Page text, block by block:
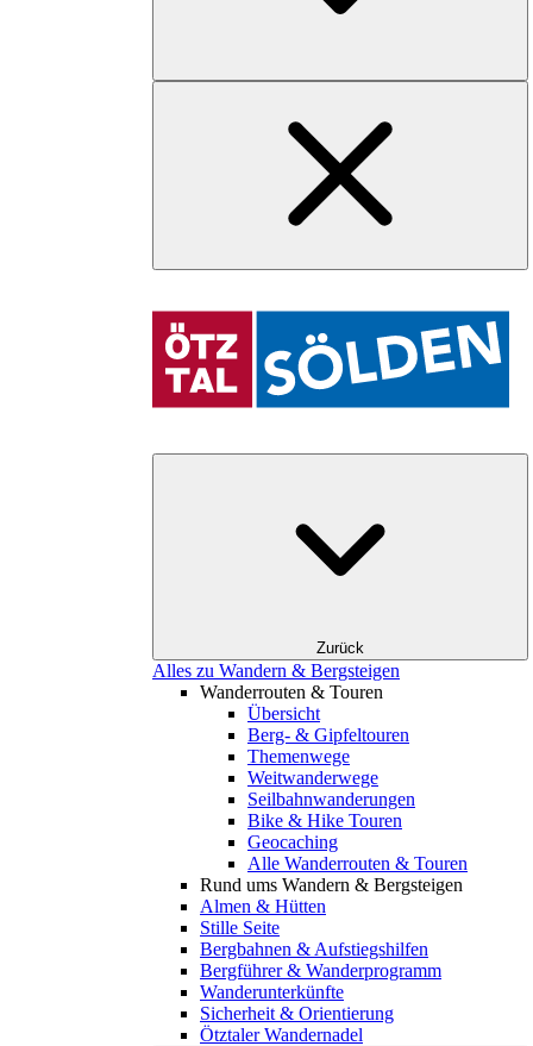
Zurück
Alles zu Wandern & Bergsteigen
Wanderrouten & Touren
Übersicht
Berg- & Gipfeltouren
Themenwege
Weitwanderwege
Seilbahnwanderungen
Bike & Hike Touren
Geocaching
Alle Wanderrouten & Touren
Rund ums Wandern & Bergsteigen
Almen & Hütten
Stille Seite
Bergbahnen & Aufstiegshilfen
Bergführer & Wanderprogramm
Wanderunterkünfte
Sicherheit & Orientierung
Ötztaler Wandernadel